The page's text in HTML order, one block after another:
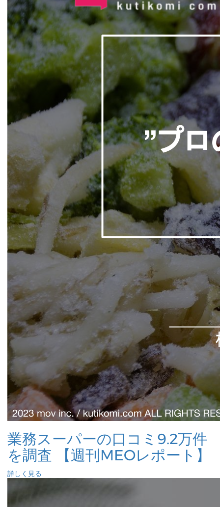
業務スーパーの口コミ9.2万件
を調査 【週刊MEOレポート】
詳しく見る